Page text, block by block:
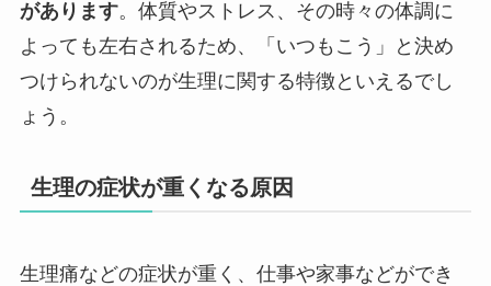
があります。体質やストレス、その時々の体調に
よっても左右されるため、「いつもこう」と決め
つけられないのが生理に関する特徴といえるでし
ょう。
生理の症状が重くなる原因
生理痛などの症状が重く、仕事や家事などができ